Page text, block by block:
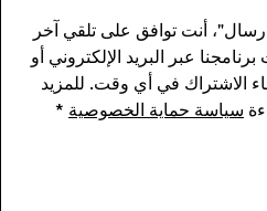
أنت توافق على تلقي آخر
عبر البريد الإلكتروني أو
الاشتراك في أي وقت. للمزيد
سياسة حماية الخصوصية *